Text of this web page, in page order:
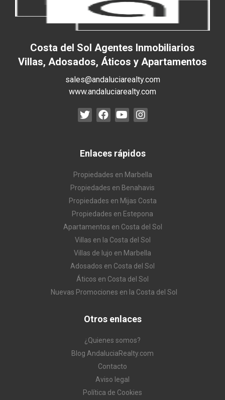
Costa del Sol Agentes Inmobiliarios
Villas, Adosados, Áticos y Apartamentos
sales@andaluciarealty.com
www.andaluciarealty.com
Enlaces rápidos
Propiedades en Marbella
Propiedades en Benahavis
Propiedades en Mijas Costa
Propiedades en Estepona
Apartamentos en Costa del Sol
Villas en la Costa del Sol
Villas de lujo en Marbella
Adosados en Costa del Sol
Áticos en Costa del Sol
Nuevas Promociones en la Costa del Sol
Otros enlaces
¿Quienes somos?
Blog AndaluciaRealty.com
Contacto
Aviso legal
Política de Cookies